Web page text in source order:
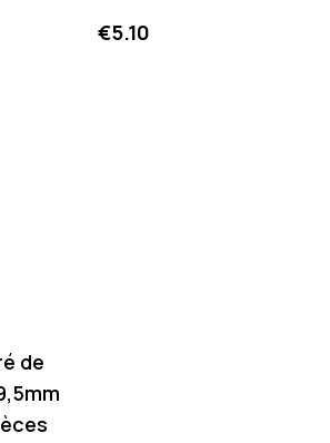
Price
€5.10
de